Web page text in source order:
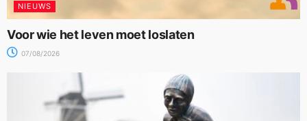
NIEUWS
Voor wie het leven moet loslaten
07/08/2026